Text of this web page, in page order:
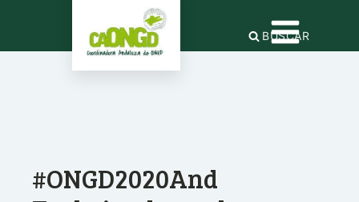
BUSCAR
#ONGD2020And